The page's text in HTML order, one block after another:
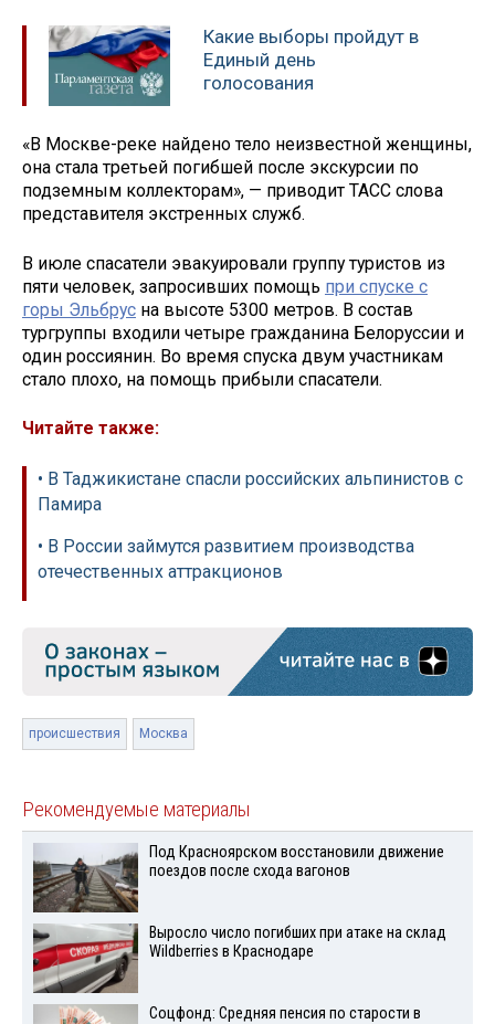
Какие выборы пройдут в
Единый день
голосования
«В Москве-реке найдено тело неизвестной женщины,
она стала третьей погибшей после экскурсии по
подземным коллекторам», — приводит ТАСС слова
представителя экстренных служб.
В июле спасатели эвакуировали группу туристов из
пяти человек, запросивших помощь при спуске с
горы Эльбрус на высоте 5300 метров. В состав
тургруппы входили четыре гражданина Белоруссии и
один россиянин. Во время спуска двум участникам
стало плохо, на помощь прибыли спасатели.
Читайте также:
• В Таджикистане спасли российских альпинистов с
Памира
• В России займутся развитием производства
отечественных аттракционов
происшествия Москва
Рекомендуемые материалы
Под Красноярском восстановили движение
поездов после схода вагонов
Выросло число погибших при атаке на склад
Wildberries в Краснодаре
Соцфонд: Средняя пенсия по старости в